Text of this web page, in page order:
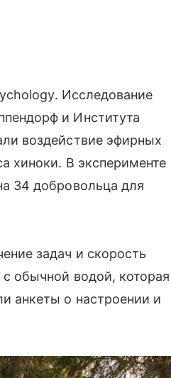
Исследование
и Института
воздействие эфирных
хиноки. В эксперименте
34 добровольца для
задач и скорость
обычной водой, которая
анкеты о настроении и